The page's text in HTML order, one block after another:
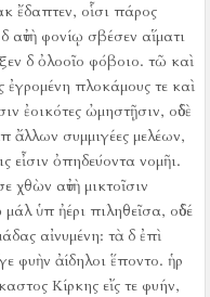
ἔδαπτεν, οἷσι πάρος
αὐτὴ φονίῳ σβέσεν αἵματι
δ ὀλοοῖο φόβοιο. τῶ καὶ
ἐγρομένη πλοκάμους τε καὶ
ἐοικότες ὠμηστῇσιν, οὐδὲ
ἄλλων συμμιγέες μελέων,
εἶσιν ὀπηδεύοντα νομῆι.
χθὼν αὐτὴ μικτοῖσιν
ὑπ ἠέρι πιληθεῖσα, οὐδέ
αἰνυμένη: τὰ δ ἐπὶ
φυὴν ἀίδηλοι ἕποντο. ἡρ
Κίρκης εἴς τε φυήν,